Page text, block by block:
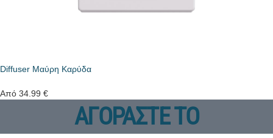
Diffuser Μαύρη Καρύδα
Από 34.99 €
ΑΓΟΡΑΣΤΕ ΤΟ